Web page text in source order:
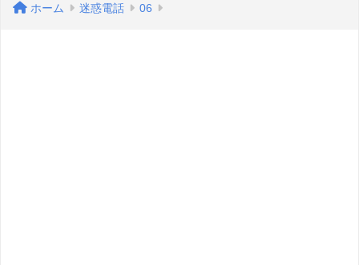
ホーム 迷惑電話 06